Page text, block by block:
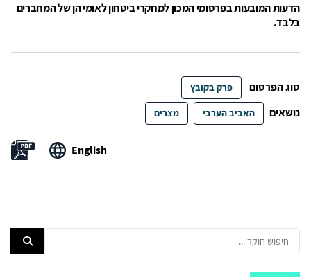
הדעות המובעות בפרסומי המכון למחקרי ביטחון לאומי הן של המחברים
בלבד.
סוג הפרסום פרק בקובץ
נושאים האביב הערבי מצרים
English